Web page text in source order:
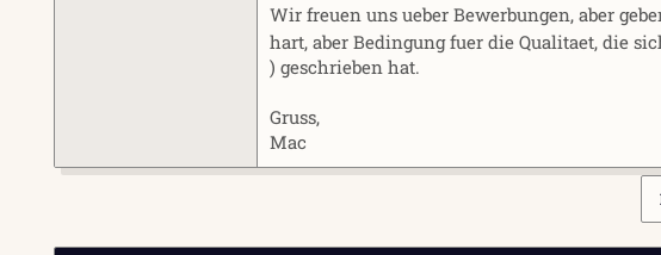
Wir freuen uns ueber Bewerbungen, aber
hart, aber Bedingung fuer die Qualitaet, die
) geschrieben hat.
Gruss,
Mac